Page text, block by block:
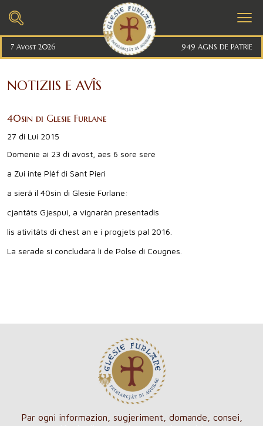
7 Avost 2026 949 AGNS DE PATRIE
NOTIZIIS E AVÎS
40sin di Glesie Furlane
27 di Lui 2015
Domenie ai 23 di avost, aes 6 sore sere
a Zui inte Plêf di Sant Pieri
a sierâ il 40sin di Glesie Furlane:
cjantâts Gjespui, a vignaràn presentadis
lis ativitâts di chest an e i progjets pal 2016.
La serade si concludarà lì de Polse di Cougnes.
Par ogni informazion, sugjeriment, domande, consei,